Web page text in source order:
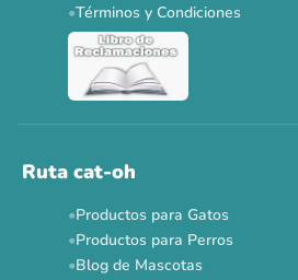
Términos y Condiciones
Ruta cat-oh
Productos para Gatos
Productos para Perros
Blog de Mascotas